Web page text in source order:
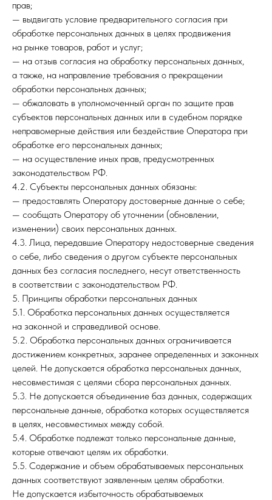
прав;
— выдвигать условие предварительного согласия при
обработке персональных данных в целях продвижения
на рынке товаров, работ и услуг;
— на отзыв согласия на обработку персональных данных,
а также, на направление требования о прекращении
обработки персональных данных;
— обжаловать в уполномоченный орган по защите прав
субъектов персональных данных или в судебном порядке
неправомерные действия или бездействие Оператора при
обработке его персональных данных;
— на осуществление иных прав, предусмотренных
законодательством РФ.
4.2. Субъекты персональных данных обязаны:
— предоставлять Оператору достоверные данные о себе;
— сообщать Оператору об уточнении (обновлении,
изменении) своих персональных данных.
4.3. Лица, передавшие Оператору недостоверные сведения
о себе, либо сведения о другом субъекте персональных
данных без согласия последнего, несут ответственность
в соответствии с законодательством РФ.
5. Принципы обработки персональных данных
5.1. Обработка персональных данных осуществляется
на законной и справедливой основе.
5.2. Обработка персональных данных ограничивается
достижением конкретных, заранее определенных и законных
целей. Не допускается обработка персональных данных,
несовместимая с целями сбора персональных данных.
5.3. Не допускается объединение баз данных, содержащих
персональные данные, обработка которых осуществляется
в целях, несовместимых между собой.
5.4. Обработке подлежат только персональные данные,
которые отвечают целям их обработки.
5.5. Содержание и объем обрабатываемых персональных
данных соответствуют заявленным целям обработки.
Не допускается избыточность обрабатываемых